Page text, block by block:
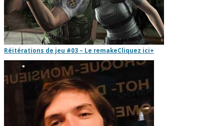
Réitérations de jeu #03 – Le remakeCliquez ici+